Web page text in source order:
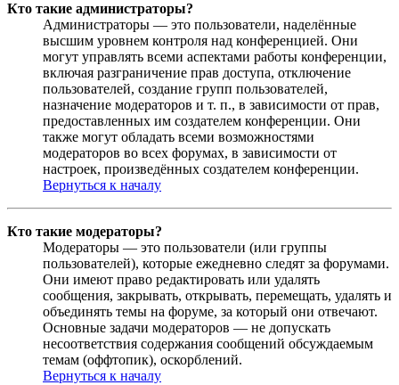
Кто такие администраторы?
Администраторы — это пользователи, наделённые
высшим уровнем контроля над конференцией. Они
могут управлять всеми аспектами работы конференции,
включая разграничение прав доступа, отключение
пользователей, создание групп пользователей,
назначение модераторов и т. п., в зависимости от прав,
предоставленных им создателем конференции. Они
также могут обладать всеми возможностями
модераторов во всех форумах, в зависимости от
настроек, произведённых создателем конференции.
Вернуться к началу
Кто такие модераторы?
Модераторы — это пользователи (или группы
пользователей), которые ежедневно следят за форумами.
Они имеют право редактировать или удалять
сообщения, закрывать, открывать, перемещать, удалять и
объединять темы на форуме, за который они отвечают.
Основные задачи модераторов — не допускать
несоответствия содержания сообщений обсуждаемым
темам (оффтопик), оскорблений.
Вернуться к началу